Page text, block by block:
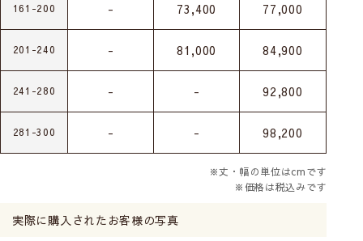
161-200 - 73,400 77,000
201-240 - 81,000 84,900
241-280 - - 92,800
281-300 - - 98,200
※丈・幅の単位はcmです
※価格は税込みです
実際に購入されたお客様の写真